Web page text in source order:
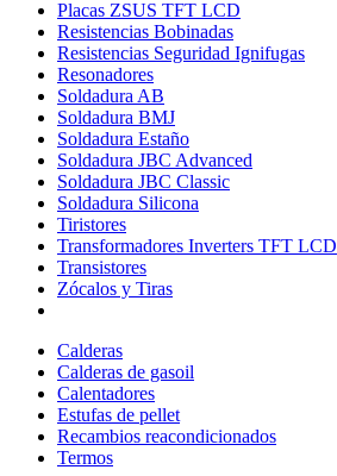
Placas ZSUS TFT LCD
Resistencias Bobinadas
Resistencias Seguridad Ignifugas
Resonadores
Soldadura AB
Soldadura BMJ
Soldadura Estaño
Soldadura JBC Advanced
Soldadura JBC Classic
Soldadura Silicona
Tiristores
Transformadores Inverters TFT LCD
Transistores
Zócalos y Tiras
Calderas
Calderas de gasoil
Calentadores
Estufas de pellet
Recambios reacondicionados
Termos